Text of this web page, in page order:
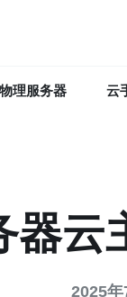
物理服务器 云
器云
2025年